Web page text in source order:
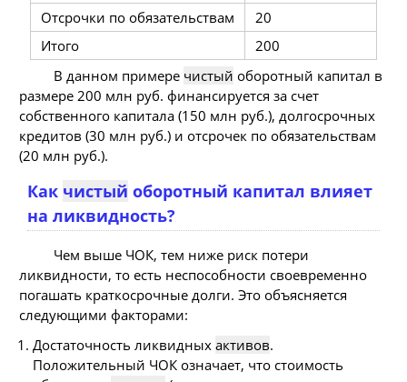
Отсрочки по обязательствам
20
Итого
200
В данном примере чистый оборотный капитал в
размере 200 млн руб. финансируется за счет
собственного капитала (150 млн руб.), долгосрочных
кредитов (30 млн руб.) и отсрочек по обязательствам
(20 млн руб.).
Как чистый оборотный капитал влияет
на ликвидность?
Чем выше ЧОК, тем ниже риск потери
ликвидности, то есть неспособности своевременно
погашать краткосрочные долги. Это объясняется
следующими факторами:
Достаточность ликвидных активов.
Положительный ЧОК означает, что стоимость